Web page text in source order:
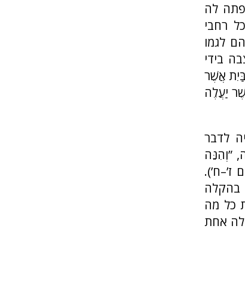
לה
רחבי
לגמו
בידי
אֲשֶׁר
יַעֲלֶה
לדבר
”וְהִנֵּה
בהקלה
כל מה
אחת